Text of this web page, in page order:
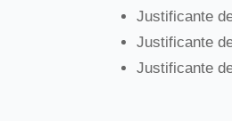
Justificante
Justificante
Justificante